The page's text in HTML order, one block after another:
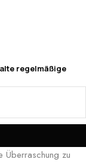
regelmäßige
Überraschung zu